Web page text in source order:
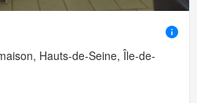
Hauts-de-Seine, Île-de-